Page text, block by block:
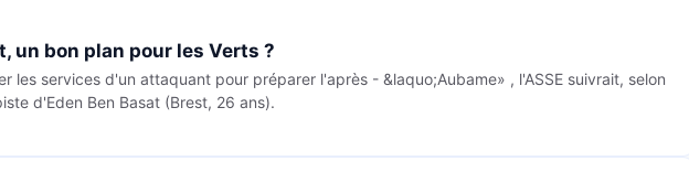
un bon plan pour les Verts ?
les services d'un attaquant pour préparer l'après - &laquo;Aubame» , l'ASSE suivrait, selon
d'Eden Ben Basat (Brest, 26 ans).